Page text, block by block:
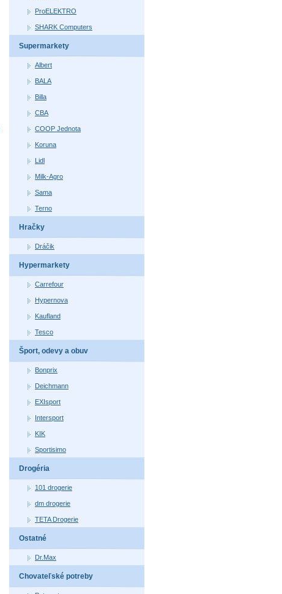
ProELEKTRO
SHARK Computers
Supermarkety
Albert
BALA
Billa
CBA
COOP Jednota
Koruna
Lidl
Milk-Agro
Sama
Terno
Hračky
Dráčik
Hypermarkety
Carrefour
Hypernova
Kaufland
Tesco
Šport, odevy a obuv
Bonprix
Deichmann
EXIsport
Intersport
KIK
Sportisimo
Drogéria
101 drogerie
dm drogerie
TETA Drogerie
Ostatné
Dr.Max
Chovateľské potreby